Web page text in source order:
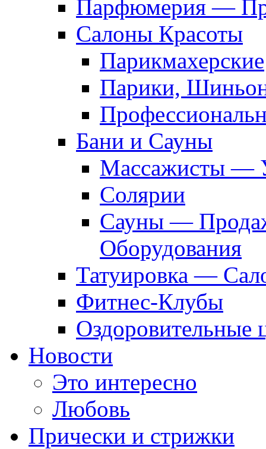
Парфюмерия —
Салоны Красоты
Парикмахерские
Парики,
Бани и Сауны
Массажисты —
Солярии
Сауны —
Оборудования
Татуировка —
Фитнес-Клубы
Оздоровительные
Новости
Это интересно
Любовь
Прически и стрижки